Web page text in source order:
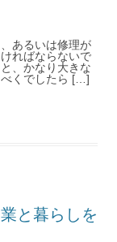
あるいは修理が
ればならないで
、かなり大きな
べくでしたら […]
と暮らしを